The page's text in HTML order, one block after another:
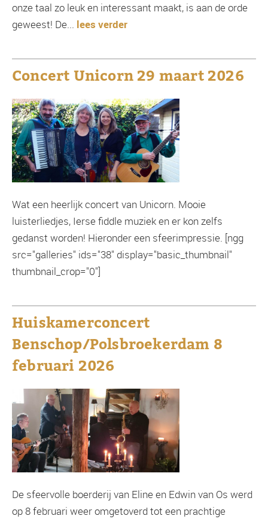
onze taal zo leuk en interessant maakt, is aan de orde
geweest! De... lees verder
Concert Unicorn 29 maart 2026
Wat een heerlijk concert van Unicorn. Mooie
luisterliedjes, Ierse fiddle muziek en er kon zelfs
gedanst worden! Hieronder een sfeerimpressie. [ngg
src="galleries" ids="38" display="basic_thumbnail"
thumbnail_crop="0"]
Huiskamerconcert
Benschop/Polsbroekerdam 8
februari 2026
De sfeervolle boerderij van Eline en Edwin van Os werd
op 8 februari weer omgetoverd tot een prachtige